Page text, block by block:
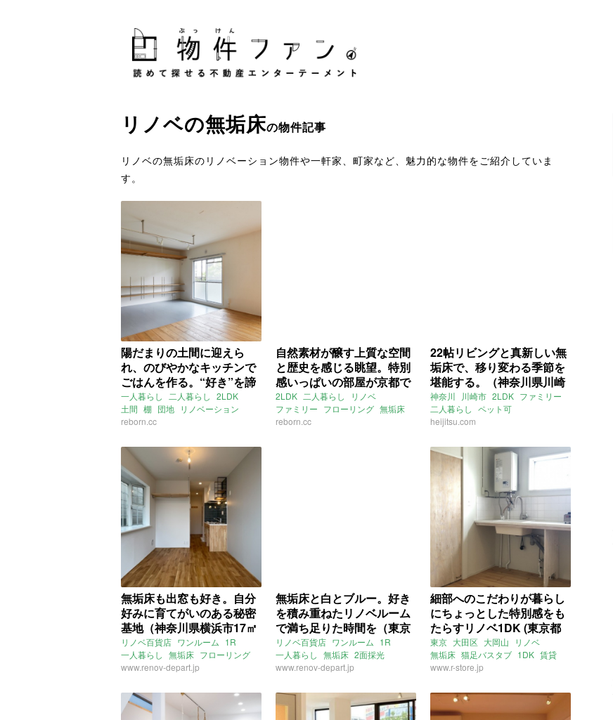
リノベの無垢床の物件記事
リノベの無垢床のリノベーション物件や一軒家、町家など、魅力的な物件をご紹介していま
す。
陽だまりの土間に迎えら
れ、のびやかなキッチンで
ごはんを作る。“好き”を諦
めない人の団地リノベ（京
都市伏見区63㎡の売買物
件）
一人暮らし 二人暮らし 2LDK
土間 棚 団地 リノベーション
リノベ レトロ
醍醐上ノ山町 京都市地下鉄東西線
醍醐駅
ライター：増成かおり
リボーンキューブ
団地リノベ
募集中
reborn.cc
自然素材が醸す上質な空間
と歴史を感じる眺望。特別
感いっぱいの部屋が京都で
待っています。（京都市中
京区81㎡の賃貸物件）
2LDK 二人暮らし
リノベ
ファミリー フローリング 無垢床
東向き 眺望
reborn.cc
22帖リビングと真新しい無
垢床で、移り変わる季節を
堪能する。（神奈川県川崎
市66㎡の売買物件）
神奈川 川崎市 2LDK ファミリー
二人暮らし ペット可
ヴィンテージマンション
駅チカ 駅近 宮前区 土橋
東急田園都市線
宮前平駅
鷲沼駅
関東 ライター：増成かおり
heijitsu.com
無垢床も出窓も好き。自分
好みに育てがいのある秘密
基地（神奈川県横浜市17㎡
の賃貸物件）
リノベ百貨店 ワンルーム 1R
一人暮らし 無垢床 フローリング
2面採光 出窓 アクセントクロス
六角橋 ライター：増成かおり
賃貸
www.renov-depart.jp
無垢床と白とブルー。好き
を積み重ねたリノベルーム
で満ち足りた時間を（東京
都目黒区18㎡の賃貸物件）
リノベ百貨店 ワンルーム 1R
一人暮らし 無垢床 2面採光
アクセントクロス 青
東急東横線 都立大学駅
学芸大学駅 ライター：増成かおり
www.renov-depart.jp
細部へのこだわりが暮らし
にちょっとした特別感をも
たらすリノベ1DK (東京都
大田区28㎡の賃貸物件)
東京 大田区 大岡山
リノベ
無垢床 猫足バスタブ 1DK 賃貸
www.r-store.jp